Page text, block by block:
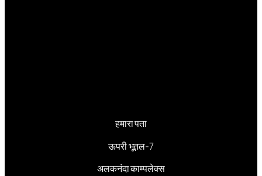
हमारा पता
ऊपरी भूतल-7
अलकनंदा काम्पलेक्स